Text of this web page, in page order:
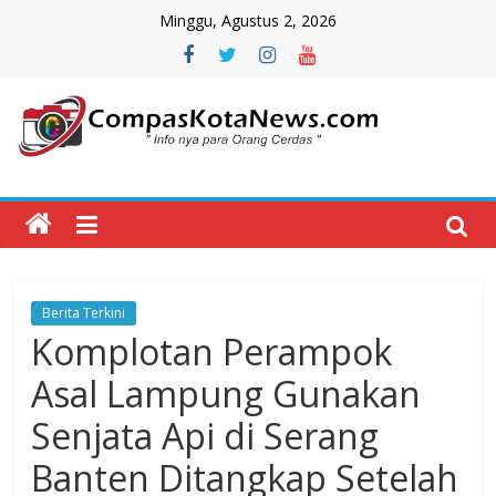
Minggu, Agustus 2, 2026
Compas
Kota
CompasKotaNews.com
Hadir
untuk
memberikan
informasi
kepada
masyarakat
Berita Terkini
Komplotan Perampok
Asal Lampung Gunakan
Senjata Api di Serang
Banten Ditangkap Setelah